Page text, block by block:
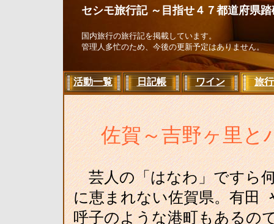
セシモ旅行記 ～目指せ４７都道府県踏
国内旅行の旅行記を掲載しています。
管理人多忙のため、今後の更新予定はありません。
活動一覧 日記帳 ワイン 旅
佐賀～吉野ヶ里と
芸人の「はなわ」ですら
に恵まれない佐賀県。有田
呼子のような港町もあるの